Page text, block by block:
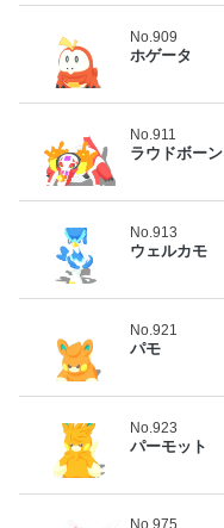
No.909
ホゲータ
No.911
ラウドボーン
No.913
ウェルカモ
No.921
パモ
No.923
パーモット